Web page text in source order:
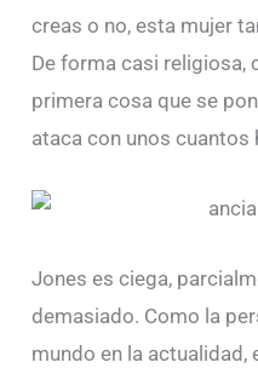
creas o no, esta mujer
De forma casi religiosa,
primera cosa que se
ataca con unos cuantos
Jones es ciega,
demasiado. Como la
mundo en la